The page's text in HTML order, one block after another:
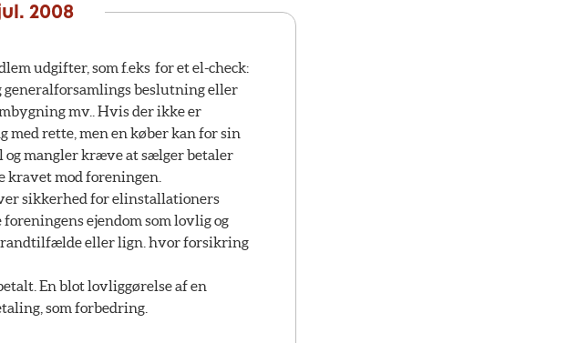
2008
udgifter, som f.eks for et el-check:
beslutning eller
mv.. Hvis der ikke er
rette, men en køber kan for sin
og mangler kræve at sælger betaler
mod foreningen.
sikkerhed for elinstallationers
ejendom som lovlig og
eller lign. hvor forsikring
En blot lovliggørelse af en
som forbedring.